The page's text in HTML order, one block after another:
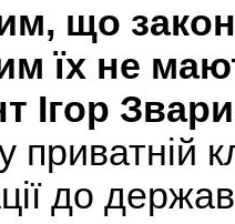
що
їх не
Ігор
приватній
до